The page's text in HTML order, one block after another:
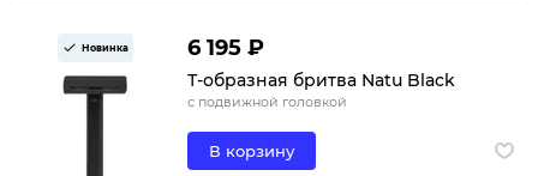
Новинка 6 195 ₽
Т-образная бритва Natu Black
с подвижной головкой
В корзину